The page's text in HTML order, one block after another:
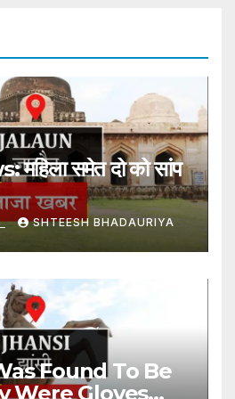
समेत दो को सांप
SHTEESH BHADAURIYA
Found To Be
Were Gloves